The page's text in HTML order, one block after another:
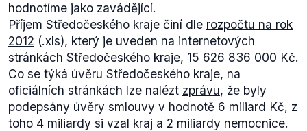
hodnotíme jako zavádějící.
Příjem Středočeského kraje činí dle rozpočtu na rok
2012 (.xls), který je uveden na internetových
stránkách Středočeského kraje, 15 626 836 000 Kč.
Co se týká úvěru Středočeského kraje, na
oficiálních stránkách lze nalézt zprávu, že byly
podepsány úvěry smlouvy v hodnotě 6 miliard Kč, z
toho 4 miliardy si vzal kraj a 2 miliardy nemocnice.